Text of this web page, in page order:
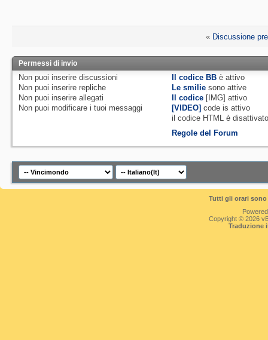
« Discussione
Permessi di invio
Non puoi inserire discussioni
Non puoi inserire repliche
Non puoi inserire allegati
Non puoi modificare i tuoi messaggi
Il codice BB èattivo
Le smilie sono attive
Il codice [IMG]attivo
[VIDEO] code isattivo
il codice HTML è
Regole del Forum
Tutti gli orari
Copyright © 2026
Traduzione